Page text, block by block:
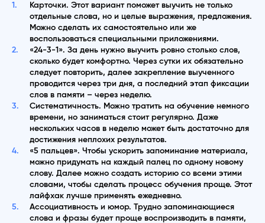
Карточки. Этот вариант поможет выучить не только
отдельные слова, но и целые выражения, предложения.
Можно сделать их самостоятельно или же
воспользоваться специальными приложениями.
«24-3-1». За день нужно выучить ровно столько слов,
сколько будет комфортно. Через сутки их обязательно
следует повторить, далее закрепление выученного
проводится через три дня, а последний этап фиксации
слов в памяти – через неделю.
Систематичность. Можно тратить на обучение немного
времени, но заниматься стоит регулярно. Даже
нескольких часов в неделю может быть достаточно для
достижения неплохих результатов.
«5 пальцев». Чтобы ускорить запоминание материала,
можно придумать на каждый палец по одному новому
слову. Далее можно создать историю со всеми этими
словами, чтобы сделать процесс обучения проще. Этот
лайфхак лучше применять ежедневно.
Ассоциативность и юмор. Трудно запоминающиеся
слова и фразы будет проще воспроизводить в памяти,